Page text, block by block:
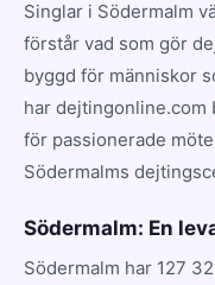
Singlar i Södermalm
förstår vad som gör
byggd för människor
har dejtingonline.com
för passionerade
Södermalms
Södermalm: En
Södermalm har 127